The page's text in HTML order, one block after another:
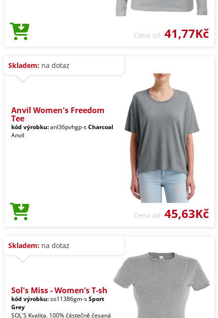
Cena od 41,77Kč
Skladem: na dotaz
Anvil Women's Freedom
Tee
kód výrobku:anl36pvhgp-sCharcoal
Anvil
Cena od 45,63Kč
Skladem: na dotaz
Sol's Miss - Women’s T-sh
kód výrobku:so11386gm-sSport
Grey
SOL'S Kvalita. 100% částečně česaná